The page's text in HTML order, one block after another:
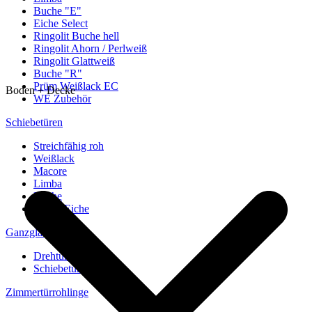
Buche "E"
Eiche Select
Ringolit Buche hell
Ringolit Ahorn / Perlweiß
Ringolit Glattweiß
Buche "R"
Prüm Weißlack EC
WE Zubehör
Schiebetüren
Streichfähig roh
Weißlack
Macore
Limba
Buche
europ. Eiche
Ganzglastüren
Drehtüren
Schiebetüren
Zimmertürrohlinge
Boden + Decke